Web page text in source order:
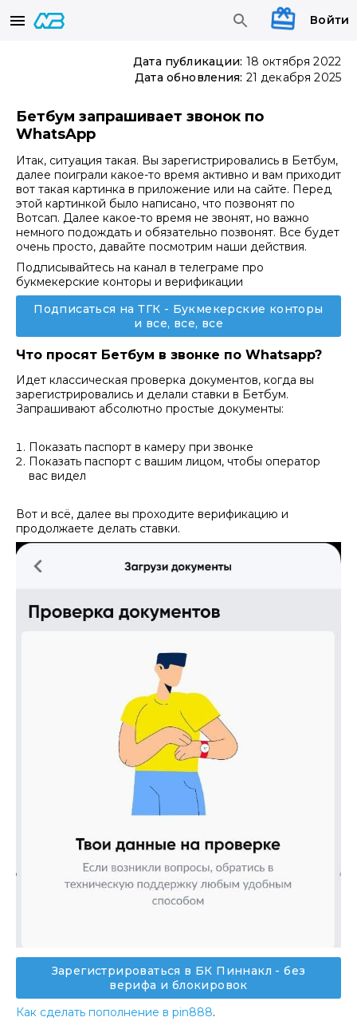
Войти
Дата публикации: 18 октября 2022
Дата обновления: 21 декабря 2025
Бетбум запрашивает звонок по
WhatsApp
Итак, ситуация такая. Вы зарегистрировались в Бетбум,
далее поиграли какое-то время активно и вам приходит
вот такая картинка в приложение или на сайте. Перед
этой картинкой было написано, что позвонят по
Вотсап. Далее какое-то время не звонят, но важно
немного подождать и обязательно позвонят. Все будет
очень просто, давайте посмотрим наши действия.
Подписывайтесь на канал в телеграме про
букмекерские конторы и верификации
Подписаться на ТГК - Букмекерские конторы
и все, все, все
Что просят Бетбум в звонке по Whatsapp?
Идет классическая проверка документов, когда вы
зарегистрировались и делали ставки в Бетбум.
Запрашивают абсолютно простые документы:
Показать паспорт в камеру при звонке
Показать паспорт с вашим лицом, чтобы оператор
вас видел
Вот и всё, далее вы проходите верификацию и
продолжаете делать ставки.
Зарегистрироваться в БК Пиннакл - без
верифа и блокировок
Как сделать пополнение в pin888.